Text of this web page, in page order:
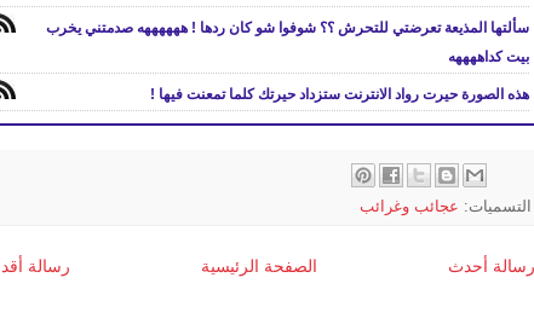
سألتها المذيعة تعرضتي للتحرش ؟؟ شوفوا شو كان ردها ! ههههههه صدمتني يخرب
بيت كداههههه
هذه الصورة حيرت رواد الانترنت ستزداد حيرتك كلما تمعنت فيها !
التسميات: عجائب وغرائب
رسالة أحدث رسالة الصفحة الرئيسية